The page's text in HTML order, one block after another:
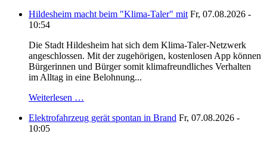
Hildesheim macht beim "Klima-Taler" mit Fr, 07.08.2026 -
10:54
Die Stadt Hildesheim hat sich dem Klima-Taler-Netzwerk
angeschlossen. Mit der zugehörigen, kostenlosen App können
Bürgerinnen und Bürger somit klimafreundliches Verhalten
im Alltag in eine Belohnung...
Weiterlesen …
Elektrofahrzeug gerät spontan in Brand Fr, 07.08.2026 -
10:05